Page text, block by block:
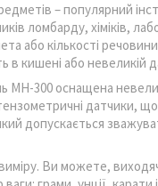
– популярний
ломбарду, хіміків,
або кількості
кишені або невеликій
MH-300 оснащена
датчики,
допускається
Ви можете,